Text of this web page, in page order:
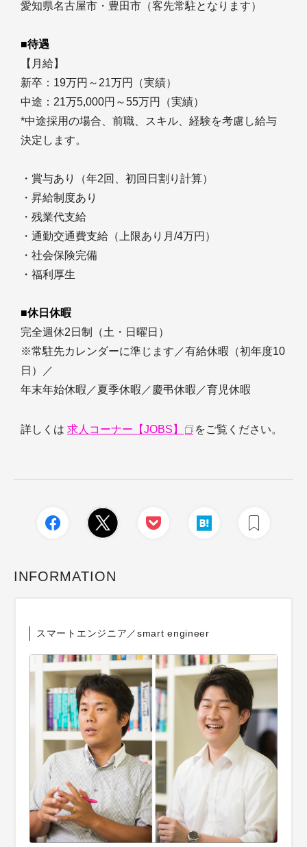
愛知県名古屋市・豊田市（客先常駐となります）
■待遇
【月給】
新卒：19万円～21万円（実績）
中途：21万5,000円～55万円（実績）
*中途採用の場合、前職、スキル、経験を考慮し給与
決定します。
・賞与あり（年2回、初回日割り計算）
・昇給制度あり
・残業代支給
・通勤交通費支給（上限あり月/4万円）
・社会保険完備
・福利厚生
■休日休暇
完全週休2日制（土・日曜日）
※常駐先カレンダーに準じます／有給休暇（初年度10
日）／
年末年始休暇／夏季休暇／慶弔休暇／育児休暇
詳しくは 求人コーナー【JOBS】 をご覧ください。
INFORMATION
スマートエンジニア／smart engineer